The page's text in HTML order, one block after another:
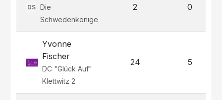
DS
Die
Schwedenkönige
2 0
Yvonne
Fischer
DC "Glück Auf"
Klettwitz 2
24 5